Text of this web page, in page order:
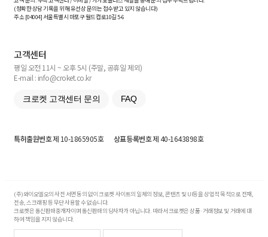
(정확한 상담 기록을 위해 유선상 문의는 접수받고 있지 않습니다)
주소 [04004] 서울특별시 마포구 월드컵로10길5-6
고객센터
평일 오전 11시 ~ 오후 5시 (주말, 공휴일 제외)
E-mail : info@croket.co.kr
크로켓 고객센터 문의 FAQ
특허출원번호제 10-1865905호 상표등록번호제 40-1643898호
(주)와이오엘오의 사전 서면 동의 없이 크로켓 사이트의 일체의 정보, 콘텐츠 및 UI등을 상업적 목적으로 전재,
전송, 스크래핑 등 무단 사용할 수 없습니다.
크로켓은 통신판매중개자이며 통신판매의 당사자가 아닙니다. 따라서 크로켓은 상품·거래정보 및 거래에 대
하여 책임을 지지 않습니다.